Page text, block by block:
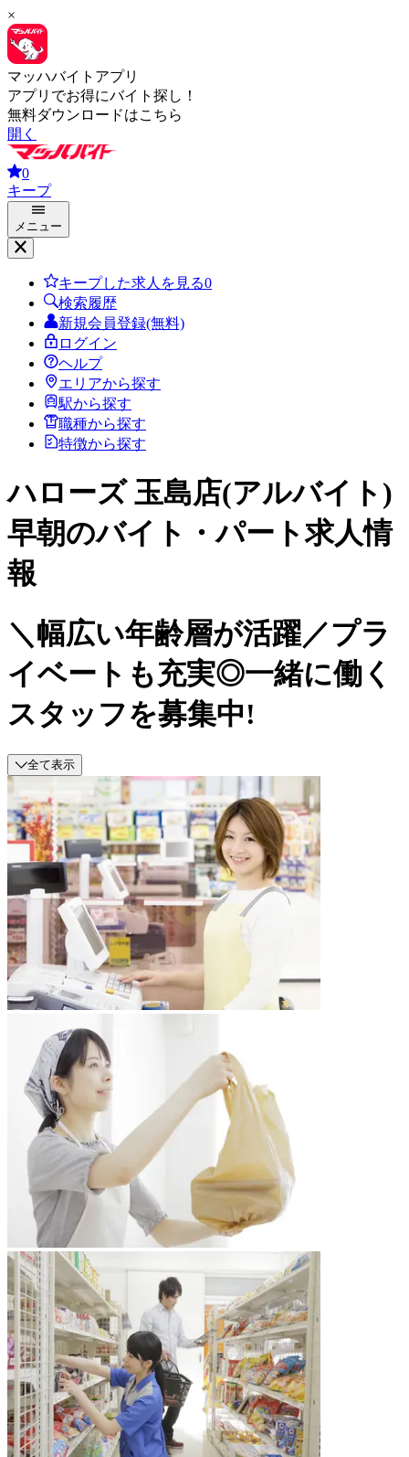
×
マッハバイトアプリ
アプリでお得にバイト探し！
無料ダウンロードはこちら
開く
0
キープ
メニュー
キープした求人を見る0
検索履歴
新規会員登録(無料)
ログイン
ヘルプ
エリアから探す
駅から探す
職種から探す
特徴から探す
ハローズ 玉島店(アルバイト)
早朝のバイト・パート求人情
報
＼幅広い年齢層が活躍／プラ
イベートも充実◎一緒に働く
スタッフを募集中!
全て表示